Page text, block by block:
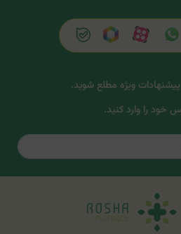
پیشنهادات ویژه مطلع شوید.
خود را وارد کنید.